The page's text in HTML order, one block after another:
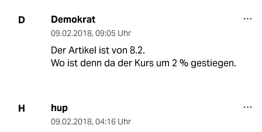
D Demokrat
09.02.2018, 09:05 Uhr
Der Artikel ist von 8.2.
Wo ist denn da der Kurs um 2 % gestiegen.
H hup
09.02.2018, 04:16 Uhr